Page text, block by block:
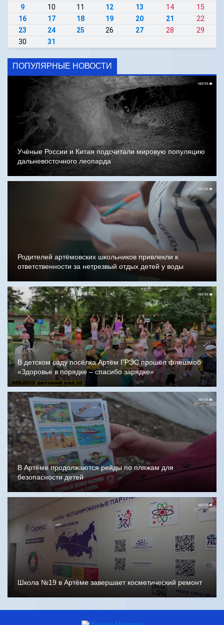
9
10 11 12 13 14
15
16
17 18 19 20 21
22
23
24 25 26 27 28
29
30
31
ПОПУЛЯРНЫЕ НОВОСТИ
Учёные России и Китая подсчитали мировую популяцию
дальневосточного леопарда
Родителей артёмовских школьников привлекли к
ответственности за нетрезвый отдых детей у воды
В детском саду посёлка Артём ГРЭС прошёл флешмоб
«Здоровье в порядке – спасибо зарядке»
В Артёме продолжаются рейды по пляжам для
безопасности детей
Школа №19 в Артёме завершает косметический ремонт